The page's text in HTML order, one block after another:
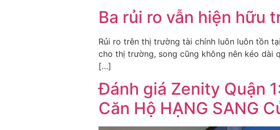
Ba rủi ro vẫn hiện hữu
Rủi ro trên thị trường tài chính luôn luôn tồn
cho thị trường, song cũng không nên kéo dài
[…]
Đánh giá Zenity Quận
Căn Hộ HẠNG SANG